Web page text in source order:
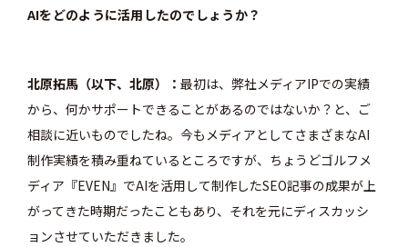
AIをどのように活用したのでしょうか？
北原拓馬（以下、北原）
最初は、弊社メディアIPでの実績
から、何かサポートできることがあるのではないか？と、ご
相談に近いものでしたね。今もメディアとしてさまざまなAI
制作実績を積み重ねているところですが、ちょうどゴルフメ
ディア『EVEN』でAIを活用して制作したSEO記事の成果が上
がってきた時期だったこともあり、それを元にディスカッシ
ョンさせていただきました。